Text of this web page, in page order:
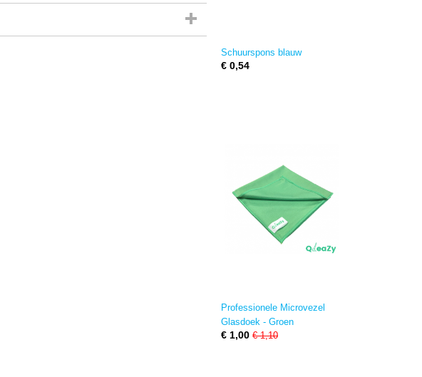
Schuurspons blauw
€ 0,54
Professionele Microvezel
Glasdoek - Groen
€ 1,00 € 1,10